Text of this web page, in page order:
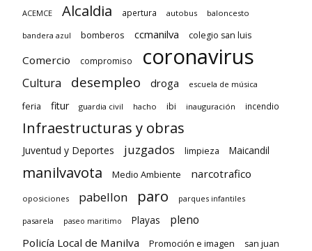
ACEMCE Alcaldia apertura autobus baloncesto
bandera azul bomberos ccmanilva colegio san luis
Comercio compromiso coronavirus
Cultura desempleo droga escuela de música
feria fitur guardia civil hacho ibi inauguración incendio
Infraestructuras y obras
Juventud y Deportes juzgados limpieza Maicandil
manilvavota Medio Ambiente narcotrafico
oposiciones pabellon paro parques infantiles
pasarela paseo maritimo Playas pleno
Policía Local de Manilva Promoción e imagen san juan